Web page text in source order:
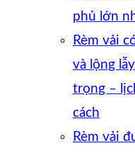
phủ lớn
Rèm vải
và lộng
trọng –
cách
Rèm vải